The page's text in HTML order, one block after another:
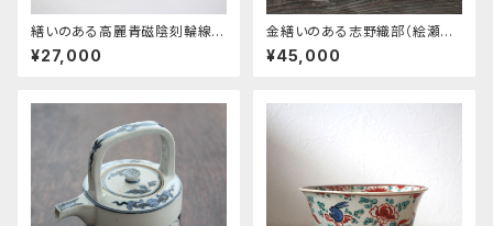
繕いのある高麗青磁陰刻輪線文
鉢 d13.9cm Repaired Kor
ean Goryeo Celadon Bowl,
¥27,000
金繕いのある志野織部（絵瀬戸）
桜幕文茶碗 d11.2cm Kintsu
gi Repaired Seto Shino Ori
s with Curtain 19th-20th
C
¥45,000